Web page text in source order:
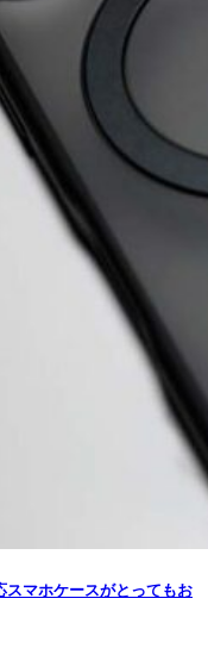
スマホケースがとってもお